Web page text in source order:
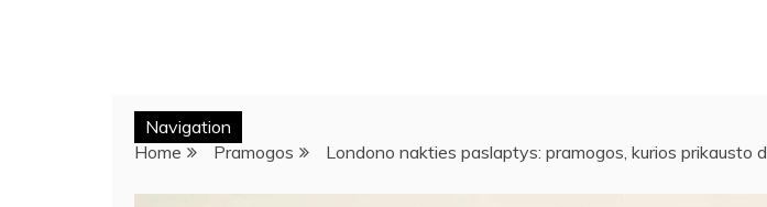
Navigation
Home
Pramogos Londono nakties paslaptys: pramogos, kurios prikausto